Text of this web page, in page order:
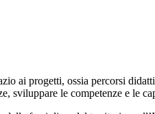
ai progetti, ossia percorsi
sviluppare le competenze e le